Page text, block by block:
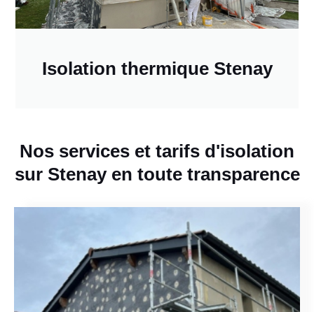
Isolation thermique Stenay
Nos services et tarifs d'isolation
sur Stenay en toute transparence